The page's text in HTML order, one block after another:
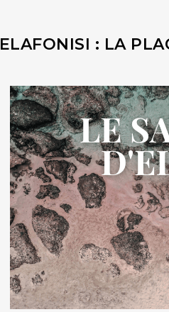
ELAFONISI : LA